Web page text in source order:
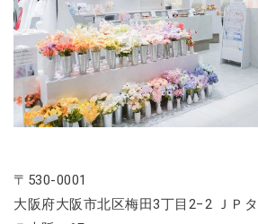
〒530-0001
大阪府大阪市北区梅田3丁目2−2 ＪＰ